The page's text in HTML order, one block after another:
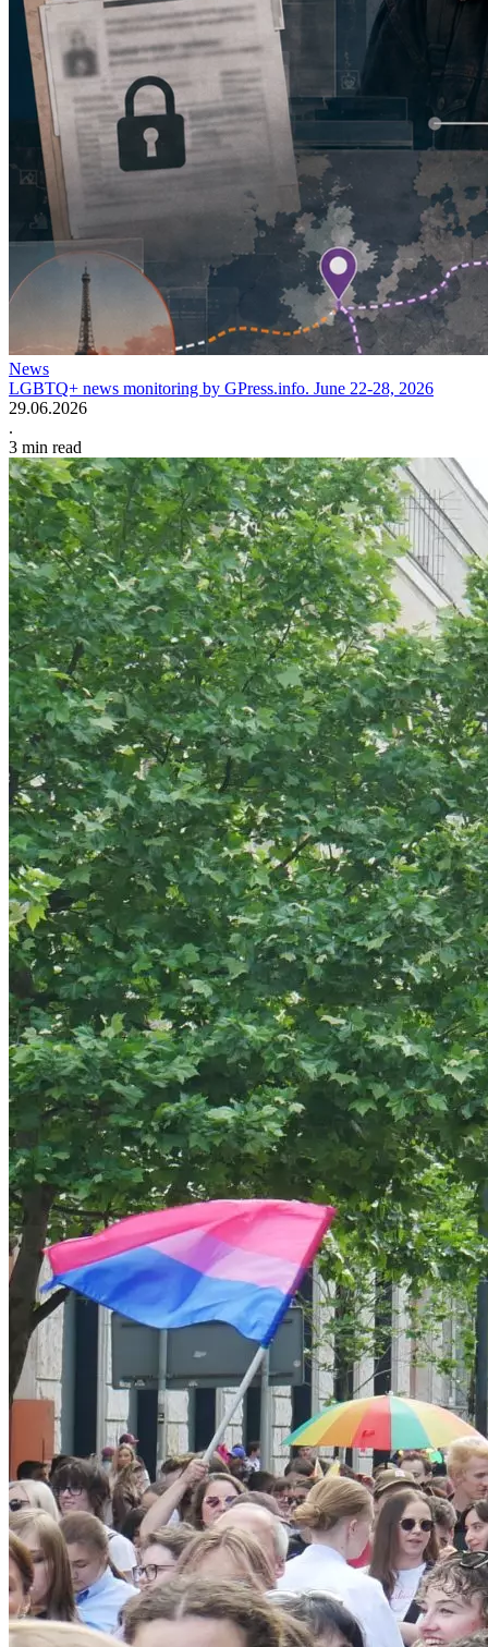
News
LGBTQ+ news monitoring by GPress.info. June 22-28, 2026
29.06.2026
.
3 min read